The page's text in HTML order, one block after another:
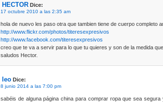
HECTOR Dice:
17 octubre 2010 a las 2:35 am
hola de nuevo les paso otra que tambien tiene de cuerpo completo
http://www.flickr.com/photos/titeresexpresivos
http://www.facebook.com/titeresexpresivos
creo que te va a servir para lo que tu quieres y son de la medida que
saludos Hector.
leo Dice:
8 junio 2014 a las 7:00 pm
sabéis de alguna página china para comprar ropa que sea